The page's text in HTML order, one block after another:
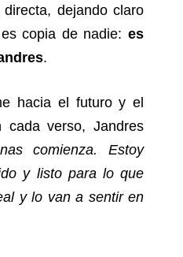
dejando claro
copia de nadie: es
.
hacia el futuro y el
cada verso, Jandres
comienza. Estoy
y listo para lo que
y lo van a sentir en